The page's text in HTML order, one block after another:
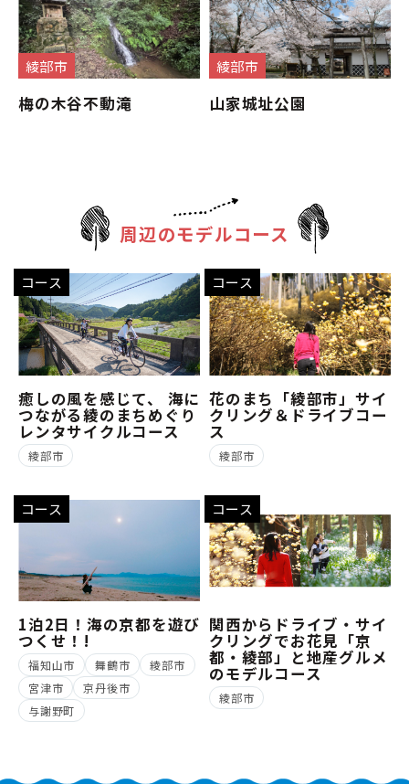
綾部市
梅の木谷不動滝
綾部市
山家城址公園
周辺のモデルコース
コース
癒しの風を感じて、 海に
つながる綾のまちめぐり
レンタサイクルコース
綾部市
コース
花のまち「綾部市」サイ
クリング＆ドライブコー
ス
綾部市
コース
1泊2日！海の京都を遊び
つくせ！!
福知山市 舞鶴市
綾部市
宮津市
京丹後市
与謝野町
コース
関西からドライブ・サイ
クリングでお花見「京
都・綾部」と地産グルメ
のモデルコース
綾部市